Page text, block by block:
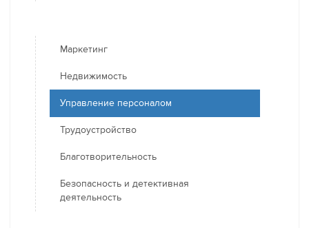
Маркетинг
Недвижимость
Управление персоналом
Трудоустройство
Благотворительность
Безопасность и детективная
деятельность